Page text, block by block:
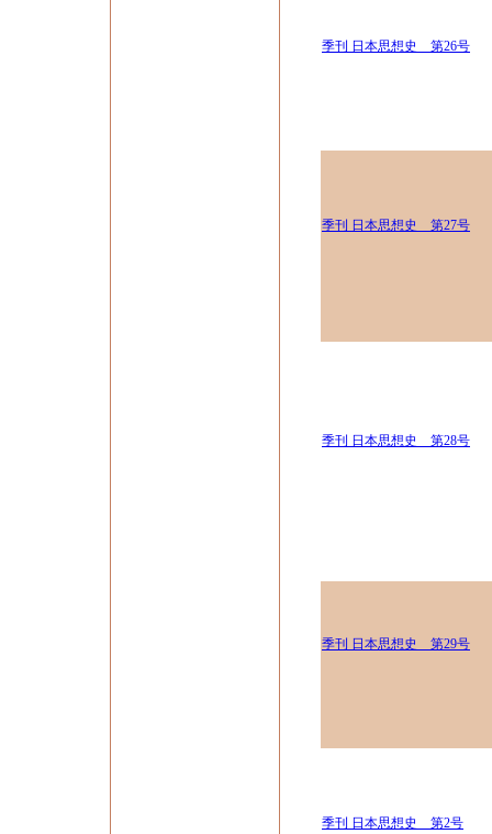
季刊 日本思想史 第26号
季刊 日本思想史 第27号
季刊 日本思想史 第28号
季刊 日本思想史 第29号
季刊 日本思想史 第2号